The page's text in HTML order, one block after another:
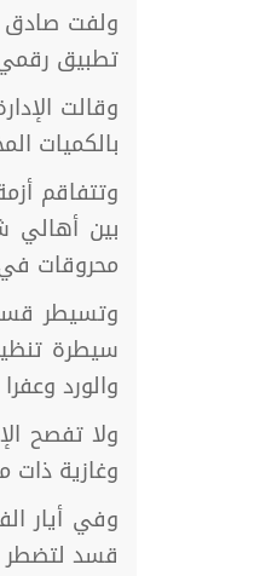
ولفت صادق
تطبيق رقمي
وقالت
بالكميات
وتتفاقم
بين أهالي
محروقات
وتسيطر
والورد
ولا تفصح
وغازية ذات
وفي أيار
قسد لتضطر